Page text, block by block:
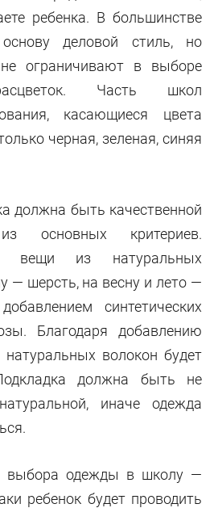
ребенка. В большинстве
деловой стиль, но
ограничивают в выборе
Часть школ
касающиеся цвета
черная, зеленая, синяя
должна быть качественной
критериев.
вещи из натуральных
— шерсть, на весну и лето —
синтетических
Благодаря добавлению
натуральных волокон будет
должна быть не
иначе одежда
выбора одежды в школу —
ребенок будет проводить